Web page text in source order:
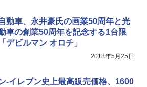
動車、永井豪氏の画業50周年と光
車の創業50周年を記念する1台限
デビルマン オロチ」
2018年5月25日
-イレブン史上最高販売価格、1600